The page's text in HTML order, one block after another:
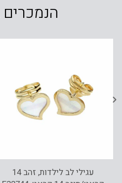
הנמכרים
עגילי לב לילדות, זהב 14